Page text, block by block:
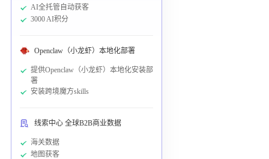
AI全托管自动获客
3000 AI积分
Openclaw（小龙虾）本地化部署
提供Openclaw（小龙虾）本地化安装部
署
安装跨境魔方skills
线索中心 全球B2B商业数据
海关数据
地图获客